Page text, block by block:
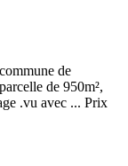
de
de 950m²,
.vu avec ... Prix